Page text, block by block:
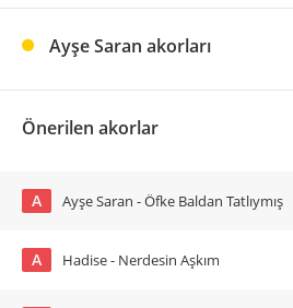
Ayşe Saran akorları
Önerilen akorlar
A Ayşe Saran - Öfke Baldan Tatlıymış
A Hadise - Nerdesin Aşkım